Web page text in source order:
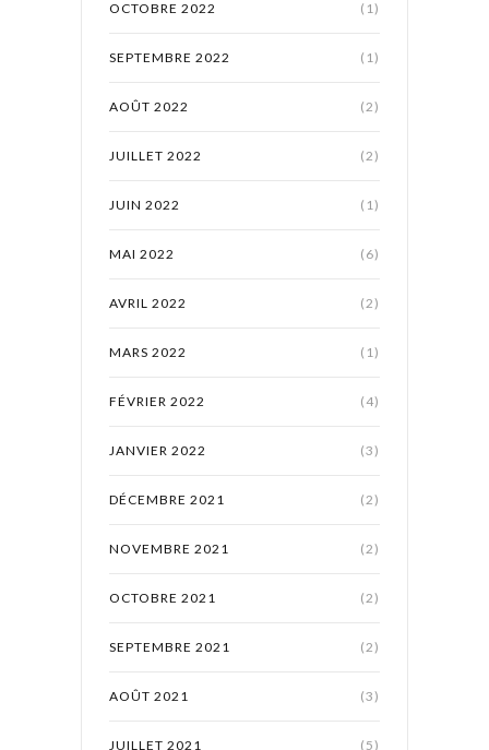
OCTOBRE 2022 (1)
SEPTEMBRE 2022 (1)
AOÛT 2022 (2)
JUILLET 2022 (2)
JUIN 2022 (1)
MAI 2022 (6)
AVRIL 2022 (2)
MARS 2022 (1)
FÉVRIER 2022 (4)
JANVIER 2022 (3)
DÉCEMBRE 2021 (2)
NOVEMBRE 2021 (2)
OCTOBRE 2021 (2)
SEPTEMBRE 2021 (2)
AOÛT 2021 (3)
JUILLET 2021 (5)